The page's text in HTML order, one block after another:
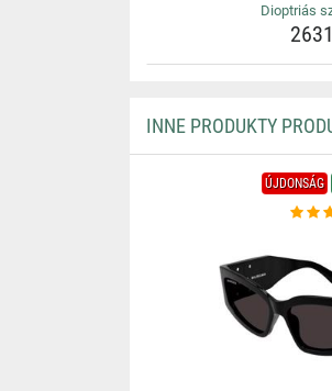
Dioptriás
INNE PRODUKTY
ÚJDONSÁG